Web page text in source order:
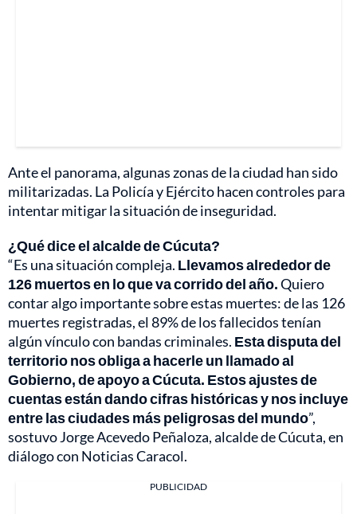
Ante el panorama, algunas zonas de la ciudad han sido
militarizadas. La Policía y Ejército hacen controles para
intentar mitigar la situación de inseguridad.
¿Qué dice el alcalde de Cúcuta?
“Es una situación compleja. Llevamos alrededor de
126 muertos en lo que va corrido del año.Quiero
contar algo importante sobre estas muertes: de las 126
muertes registradas, el 89% de los fallecidos tenían
algún vínculo con bandas criminales. Esta disputa del
territorio nos obliga a hacerle un llamado al
Gobierno, de apoyo a Cúcuta. Estos ajustes de
cuentas están dando cifras históricas y nos incluye
entre las ciudades más peligrosas del mundo”,
sostuvo Jorge Acevedo Peñaloza, alcalde de Cúcuta, en
diálogo con Noticias Caracol.
PUBLICIDAD